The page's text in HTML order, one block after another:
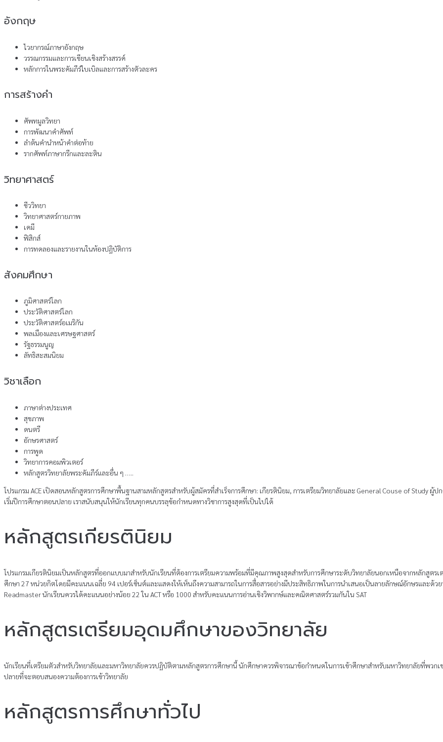
อังกฤษ
ไวยากรณ์ภาษาอังกฤษ
วรรณกรรมและการเขียนเชิงสร้างสรรค์
หลักการในพระคัมภีร์ไบเบิลและการสร้างตัวละคร
การสร้างคํา
ศัพทมูลวิทยา
การพัฒนาคําศัพท์
ลําต้นคํานําหน้าคําต่อท้าย
รากศัพท์ภาษากรีกและละติน
วิทยาศาสตร์
ชีววิทยา
วิทยาศาสตร์กายภาพ
เคมี
ฟิสิกส์
การทดลองและรายงานในห้องปฏิบัติการ
สังคมศึกษา
ภูมิศาสตร์โลก
ประวัติศาสตร์โลก
ประวัติศาสตร์อเมริกัน
พลเมืองและเศรษฐศาสตร์
รัฐธรรมนูญ
ลัทธิสะสมนิยม
วิชาเลือก
ภาษาต่างประเทศ
สุขภาพ
ดนตรี
อักษรศาสตร์
การพูด
วิทยาการคอมพิวเตอร์
หลักสูตรวิทยาลัยพระคัมภีร์และอื่น ๆ …..
โปรแกรม ACE เปิดสอนหลักสูตรการศึกษาพื้นฐานสามหลักสูตรสําหรับผู้สมัครที่สําเร็จการศึกษา: เกียรตินิยม, การเตรียมวิทยาลัยและ General Couse of Study
เริ่มปีการศึกษาตอนปลาย เราสนับสนุนให้นักเรียนทุกคนบรรลุข้อกําหนดทางวิชาการสูงสุดที่เป็นไปได้
หลักสูตรเกียรตินิยม
โปรแกรมเกียรตินิยมเป็นหลักสูตรที่ออกแบบมาสําหรับนักเรียนที่ต้องการเตรียมความพร้อมที่มีคุณภาพสูงสุดสําหรับการศึกษาระดับวิทยาลัยนอกเหนือจากหลักสูตรเ
ศึกษา 27 หน่วยกิตโดยมีคะแนนเฉลี่ย 94 เปอร์เซ็นต์และแสดงให้เห็นถึงความสามารถในการสื่อสารอย่างมีประสิทธิภาพในการนําเสนอเป็นลายลักษณ์อักษรและด้วย
Readmaster นักเรียนควรได้คะแนนอย่างน้อย 22 ใน ACT หรือ 1000 สําหรับคะแนนการอ่านเชิงวิพากษ์และคณิตศาสตร์รวมกันใน SAT
หลักสูตรเตรียมอุดมศึกษาของวิทยาลัย
นักเรียนที่เตรียมตัวสําหรับวิทยาลัยและมหาวิทยาลัยควรปฏิบัติตามหลักสูตรการศึกษานี้ นักศึกษาควรพิจารณาข้อกําหนดในการเข้าศึกษาสําหรับมหาวิทยาลัยที่พวกเ
ปลายที่จะตอบสนองความต้องการเข้าวิทยาลัย
หลักสูตรการศึกษาทั่วไป